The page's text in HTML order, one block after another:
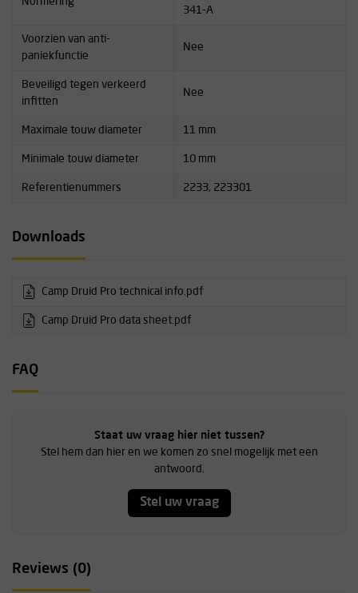
341-A
Voorzien van anti-
paniekfunctie
Nee
Beveiligd tegen verkeerd
infitten
Nee
Maximale touw diameter 11 mm
Minimale touw diameter 10 mm
Referentienummers 2233, 223301
Downloads
Camp Druid Pro technical info.pdf
Camp Druid Pro data sheet.pdf
FAQ
Staat uw vraag hier niet tussen?
Stel hem dan hier en we komen zo snel mogelijk met een
antwoord.
Stel uw vraag
Reviews (0)